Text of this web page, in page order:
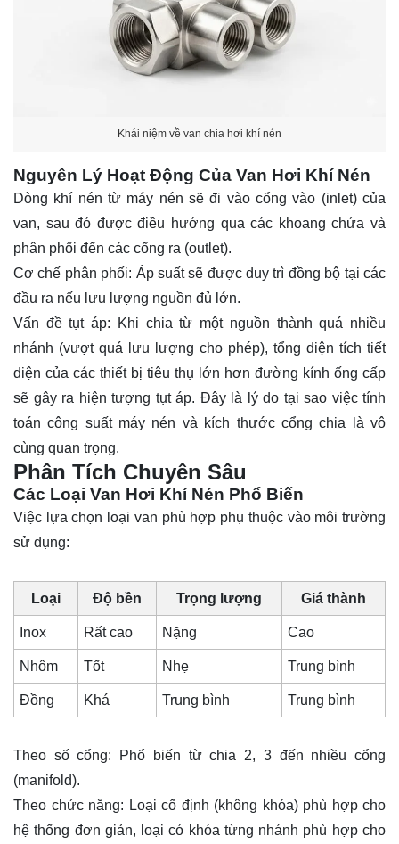
Khái niệm về van chia hơi khí nén
Nguyên Lý Hoạt Động Của Van Hơi Khí Nén
Dòng khí nén từ máy nén sẽ đi vào cổng vào (inlet) của
van, sau đó được điều hướng qua các khoang chứa và
phân phối đến các cổng ra (outlet).
Cơ chế phân phối: Áp suấtsẽ được duy trì đồng bộ tại các
đầu ra nếu lưu lượng nguồn đủ lớn.
Vấn đề tụt áp: Khi chia từ một nguồn thành quá nhiều
nhánh (vượt quá lưu lượng cho phép), tổng diện tích tiết
diện của các thiết bị tiêu thụ lớn hơn đường kính ống cấp
sẽ gây ra hiện tượng tụt áp. Đây là lý do tại sao việc tính
toán công suất máy nén và kích thước cổng chia là vô
cùng quan trọng.
Phân Tích Chuyên Sâu
Các Loại Van Hơi Khí Nén Phổ Biến
Việc lựa chọn loại van phù hợp phụ thuộc vào môi trường
sử dụng:
Loại Độ bền Trọng lượng Giá thành
Inox Rất cao Nặng Cao
Nhôm Tốt Nhẹ Trung bình
Đồng Khá Trung bình Trung bình
Theo số cổng: Phổ biến từ chia 2, 3 đến nhiều cổng
(manifold).
Theo chức năng: Loại cố định (không khóa) phù hợp cho
hệ thống đơn giản, loại có khóa từng nhánh phù hợp cho